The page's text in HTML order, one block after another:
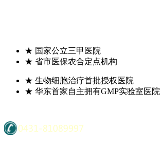
★ 国家公立三甲医院
★ 省市医保农合定点机构
★ 生物细胞治疗首批授权医院
★ 华东首家自主拥有GMP实验室医院